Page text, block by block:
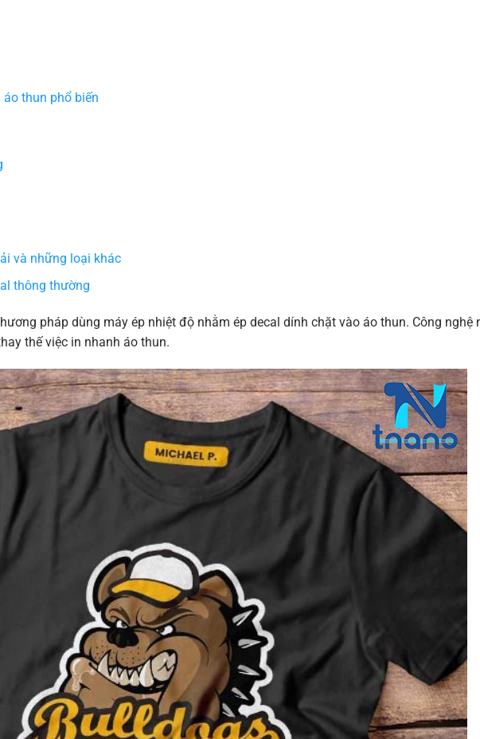
thun phổ biến
và những loại khác
thông thường
pháp dùng máy ép nhiệt độ nhằm ép decal dính chặt vào áo thun. Công nghệ
thế việc in nhanh áo thun.